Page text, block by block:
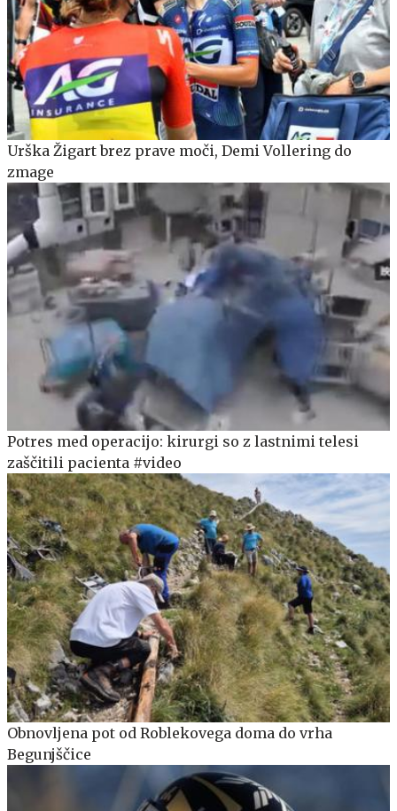
Urška Žigart brez prave moči, Demi Vollering do
zmage
Potres med operacijo: kirurgi so z lastnimi telesi
zaščitili pacienta #video
Obnovljena pot od Roblekovega doma do vrha
Begunjščice